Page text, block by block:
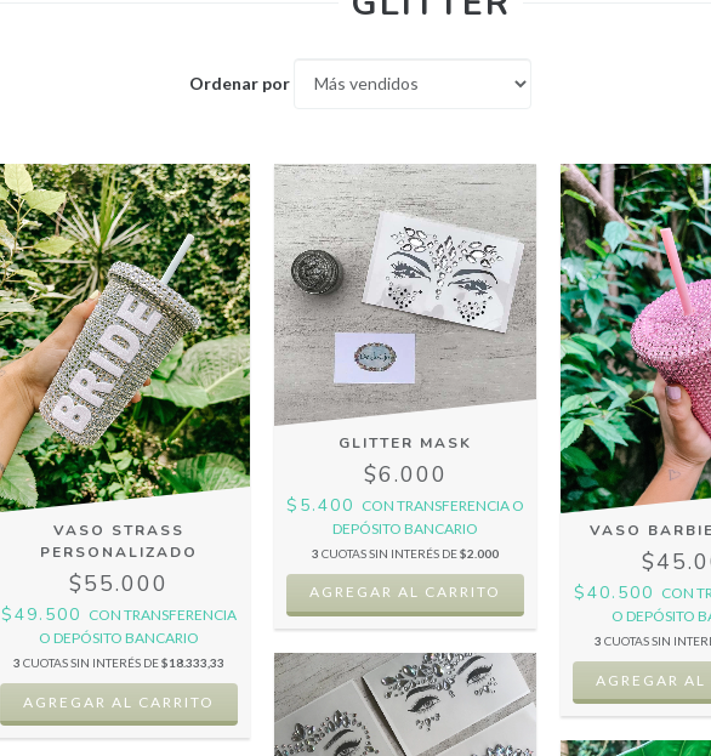
Ordenar por
VASO STRASS
PERSONALIZADO
$55.000
$49.500 CON TRANSFERENCIA
O DEPÓSITO BANCARIO
3 CUOTAS SIN INTERÉS DE$18.333,33
GLITTER MASK
$6.000
$5.400 CON TRANSFERENCIA O
DEPÓSITO BANCARIO
3 CUOTAS SIN INTERÉS DE$2.000
VASO
$40.500 CON
O DEPÓSITO
3 CUOTAS SIN